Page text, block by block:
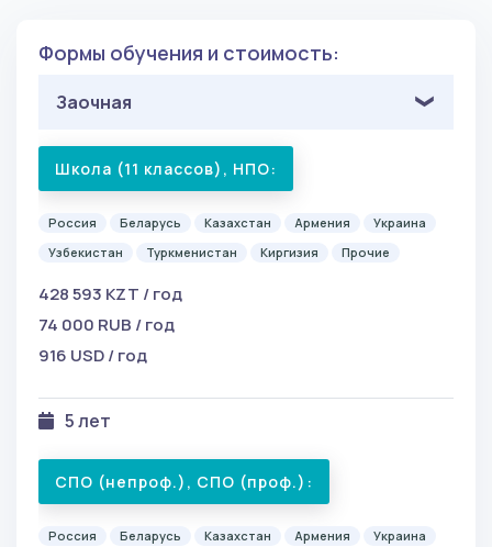
Формы обучения и стоимость:
Заочная
Школа (11 классов), НПО:
Россия Беларусь Казахстан Армения
Украина
Узбекистан
Туркменистан Киргизия Прочие
428 593 KZT / год
74 000 RUB / год
916 USD / год
5 лет
СПО (непроф.), СПО (проф.):
Россия Беларусь Казахстан Армения
Украина